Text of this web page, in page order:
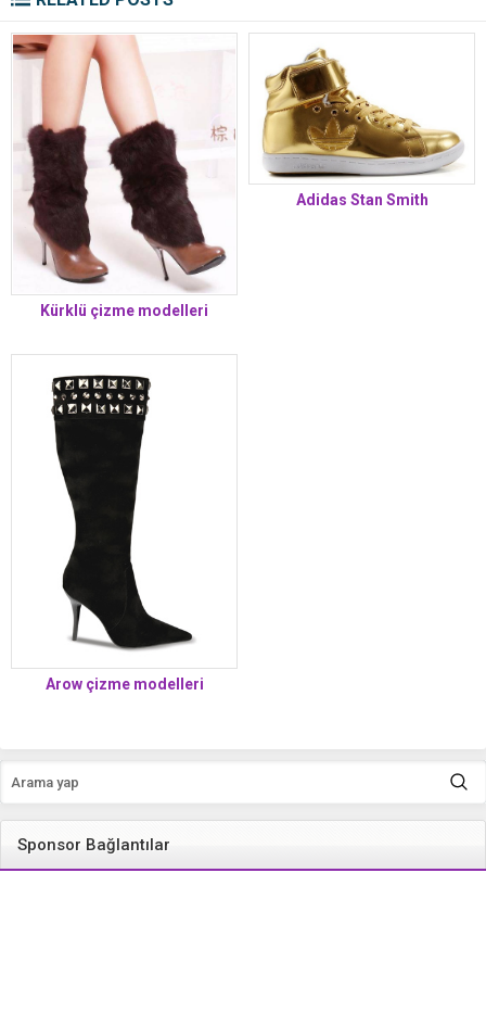
Kürklü çizme modelleri
Adidas Stan Smith
Arow çizme modelleri
Sponsor Bağlantılar